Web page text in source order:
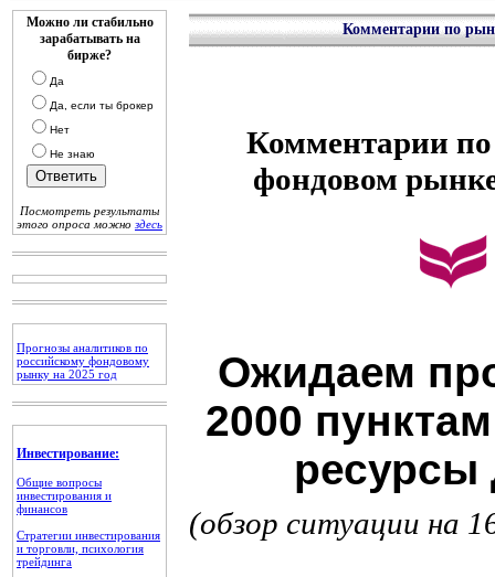
Можно ли стабильно
зарабатывать на
бирже?
Да
Да, если ты брокер
Нет
Не знаю
Посмотреть результаты
этого опроса можно здесь
Прогнозы аналитиков по
российскому фондовому
рынку на 2025 год
Инвестирование:
Общие вопросы
инвестирования и
финансов
Стратегии инвестирования
и торговли, психология
трейдинга
Комментарии по
Комментарии по
фондовом
Ожидаем
2000
ресурсы
(обзор ситуации на